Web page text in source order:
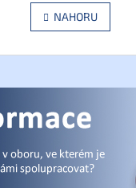
l
á
í
p
r
k
y
á
n
k
v
n
NAHORU